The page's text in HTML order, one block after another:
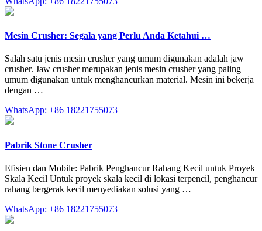
Mesin Crusher: Segala yang Perlu Anda Ketahui …
Salah satu jenis mesin crusher yang umum digunakan adalah jaw
crusher. Jaw crusher merupakan jenis mesin crusher yang paling
umum digunakan untuk menghancurkan material. Mesin ini bekerja
dengan …
WhatsApp: +86 18221755073
Pabrik Stone Crusher
Efisien dan Mobile: Pabrik Penghancur Rahang Kecil untuk Proyek
Skala Kecil Untuk proyek skala kecil di lokasi terpencil, penghancur
rahang bergerak kecil menyediakan solusi yang …
WhatsApp: +86 18221755073